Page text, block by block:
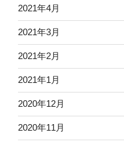
2021年4月
2021年3月
2021年2月
2021年1月
2020年12月
2020年11月